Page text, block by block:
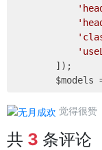
        ]);
觉得很赞
共 3 条评论